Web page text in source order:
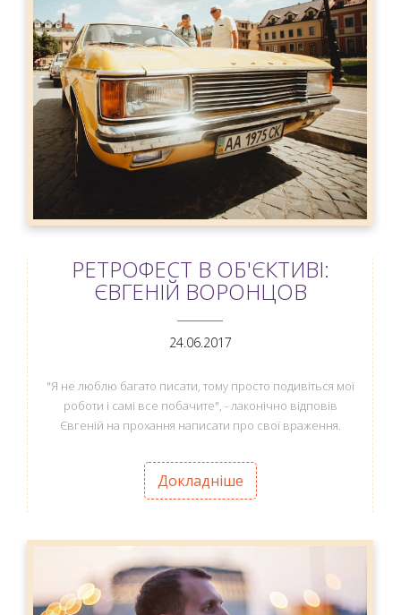
РЕТРОФЕСТ В ОБ'ЄКТИВІ:
ЄВГЕНІЙ ВОРОНЦОВ
24.06.2017
"Я не люблю багато писати, тому просто подивіться мої
роботи і самі все побачите", - лаконічно відповів
Євгеній на прохання написати про свої враження.
Докладніше